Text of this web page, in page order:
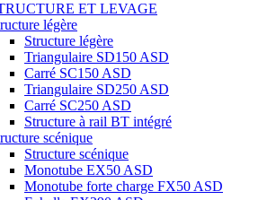
ET LEVAGE
légère
Structure légère
Triangulaire SD150 ASD
Carré SC150 ASD
Triangulaire SD250 ASD
Carré SC250 ASD
Structure à rail BT intégré
scénique
Structure scénique
Monotube EX50 ASD
Monotube forte charge FX50 ASD